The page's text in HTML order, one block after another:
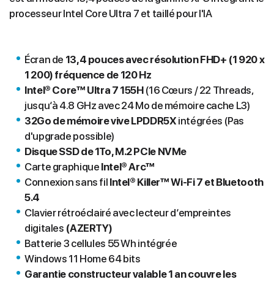
processeur Intel Core Ultra 7 et taillé pour l'IA
Écran de 13,4 pouces avec résolution FHD+ (1 920 x
1 200) fréquence de 120 Hz
Intel® Core™ Ultra 7 155H (16 Cœurs / 22 Threads,
jusqu‘à 4.8 GHz avec 24 Mo de mémoire cache L3)
32Go de mémoire vive LPDDR5X intégrées (Pas
d'upgrade possible)
Disque SSD de 1To, M.2 PCIe NVMe
Carte graphique Intel® Arc™
Connexion sans fil Intel® Killer™ Wi-Fi 7 et Bluetooth
5.4
Clavier rétroéclairé avec lecteur d‘empreintes
digitales (AZERTY)
Batterie 3 cellules 55 Wh intégrée
Windows 11 Home 64 bits
Garantie constructeur valable 1 an couvre les